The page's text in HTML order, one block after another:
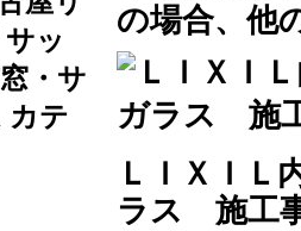
の場合、他
ＬＩＸＩ
ラス 施工